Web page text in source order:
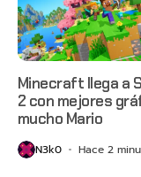
Minecraft llega a
2 con mejores
mucho Mario
N3k0 Hace 2